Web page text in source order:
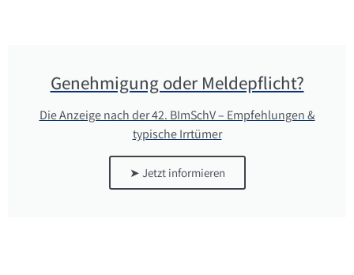
Genehmigung oder Meldepflicht?
Die Anzeige nach der 42. BImSchV – Empfehlungen &
typische Irrtümer
➤ Jetzt informieren